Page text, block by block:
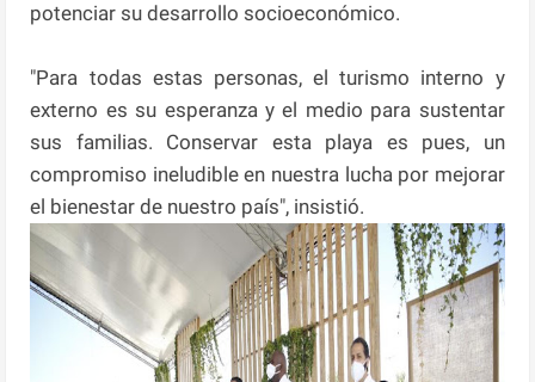
potenciar su desarrollo socioeconómico.
"Para todas estas personas, el turismo interno y
externo es su esperanza y el medio para sustentar
sus familias. Conservar esta playa es pues, un
compromiso ineludible en nuestra lucha por mejorar
el bienestar de nuestro país", insistió.